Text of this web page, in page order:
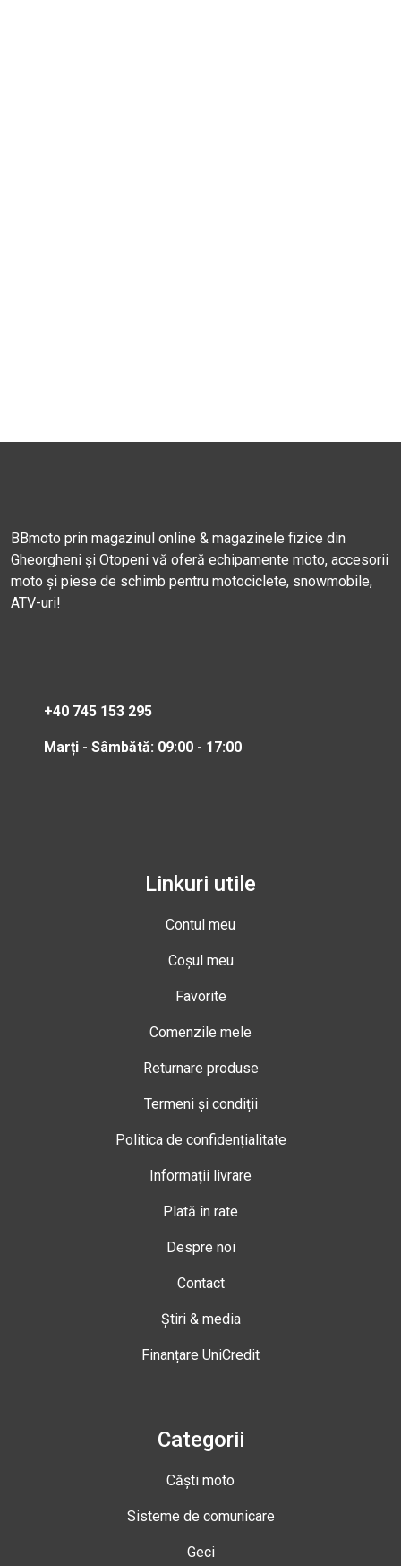
BBmoto prin magazinul online & magazinele fizice din
Gheorgheni și Otopeni vă oferă echipamente moto, accesorii
moto și piese de schimb pentru motociclete, snowmobile,
ATV-uri!
+40 745 153 295
Marți - Sâmbătă: 09:00 - 17:00
Linkuri utile
Contul meu
Coșul meu
Favorite
Comenzile mele
Returnare produse
Termeni și condiții
Politica de confidențialitate
Informații livrare
Plată în rate
Despre noi
Contact
Știri & media
Finanțare UniCredit
Categorii
Căști moto
Sisteme de comunicare
Geci